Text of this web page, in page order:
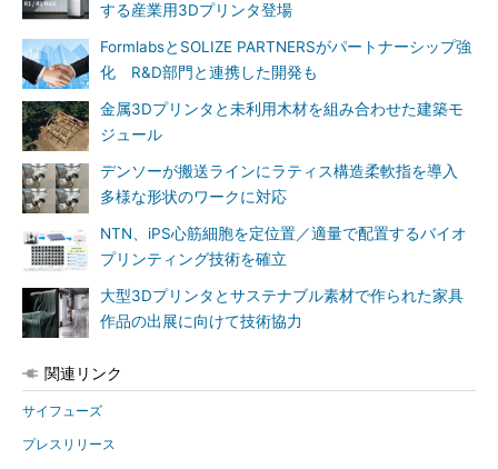
する産業用3Dプリンタ登場
FormlabsとSOLIZE PARTNERSがパートナーシップ強
化 R&D部門と連携した開発も
金属3Dプリンタと未利用木材を組み合わせた建築モ
ジュール
デンソーが搬送ラインにラティス構造柔軟指を導入
多様な形状のワークに対応
NTN、iPS心筋細胞を定位置／適量で配置するバイオ
プリンティング技術を確立
大型3Dプリンタとサステナブル素材で作られた家具
作品の出展に向けて技術協力
関連リンク
サイフューズ
プレスリリース